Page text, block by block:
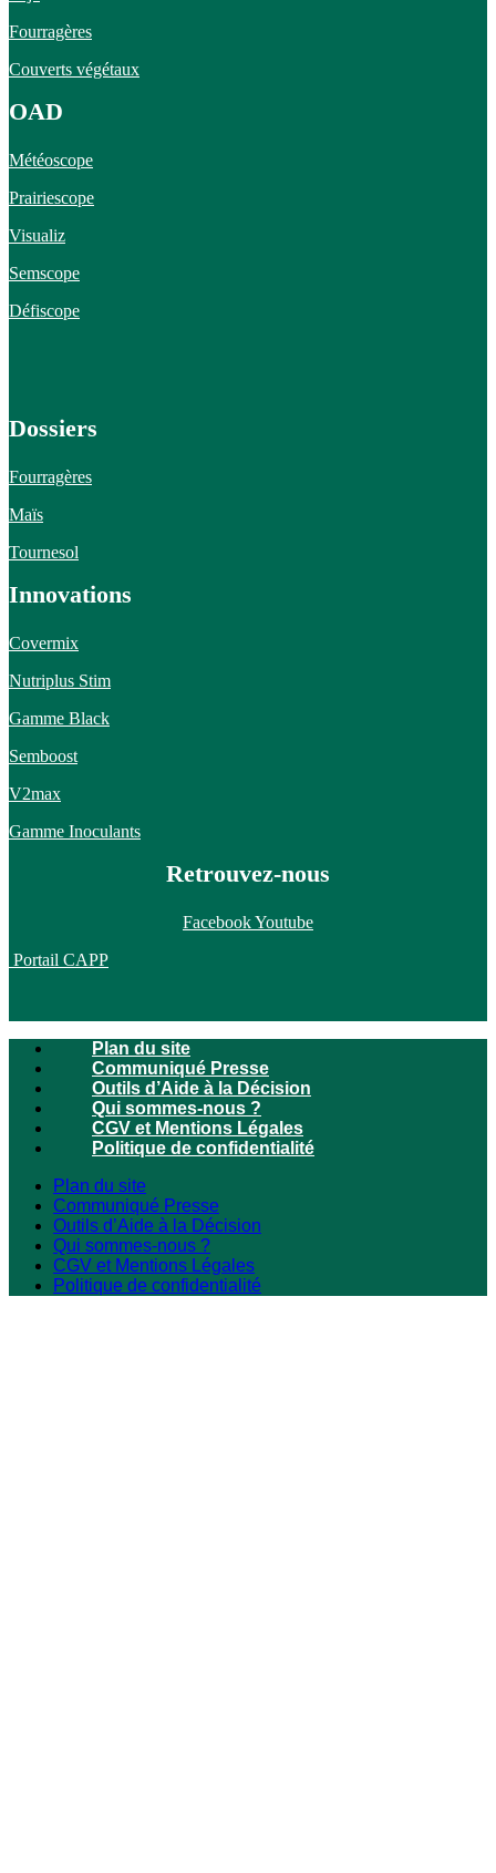
Fourragères
Couverts végétaux
OAD
Météoscope
Prairiescope
Visualiz
Semscope
Défiscope
Dossiers
Fourragères
Maïs
Tournesol
Innovations
Covermix
Nutriplus Stim
Gamme Black
Semboost
V2max
Gamme Inoculants
Retrouvez-nous
FacebookYoutube
Portail CAPP
Plan du site
Communiqué Presse
Outils d’Aide à la Décision
Qui sommes-nous ?
CGV et Mentions Légales
Politique de confidentialité
Plan du site
Communiqué Presse
Outils d’Aide à la Décision
Qui sommes-nous ?
CGV et Mentions Légales
Politique de confidentialité